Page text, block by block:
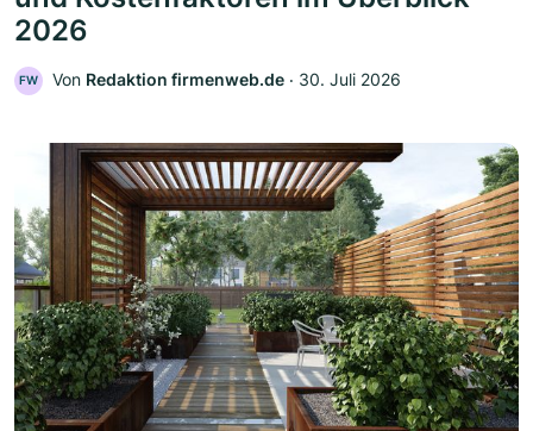
2026
FW Von Redaktion firmenweb.de ‧ 30. Juli 2026